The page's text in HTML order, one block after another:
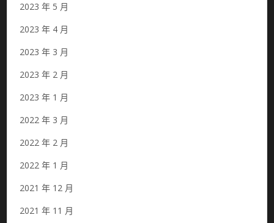
2023 年 5 月
2023 年 4 月
2023 年 3 月
2023 年 2 月
2023 年 1 月
2022 年 3 月
2022 年 2 月
2022 年 1 月
2021 年 12 月
2021 年 11 月